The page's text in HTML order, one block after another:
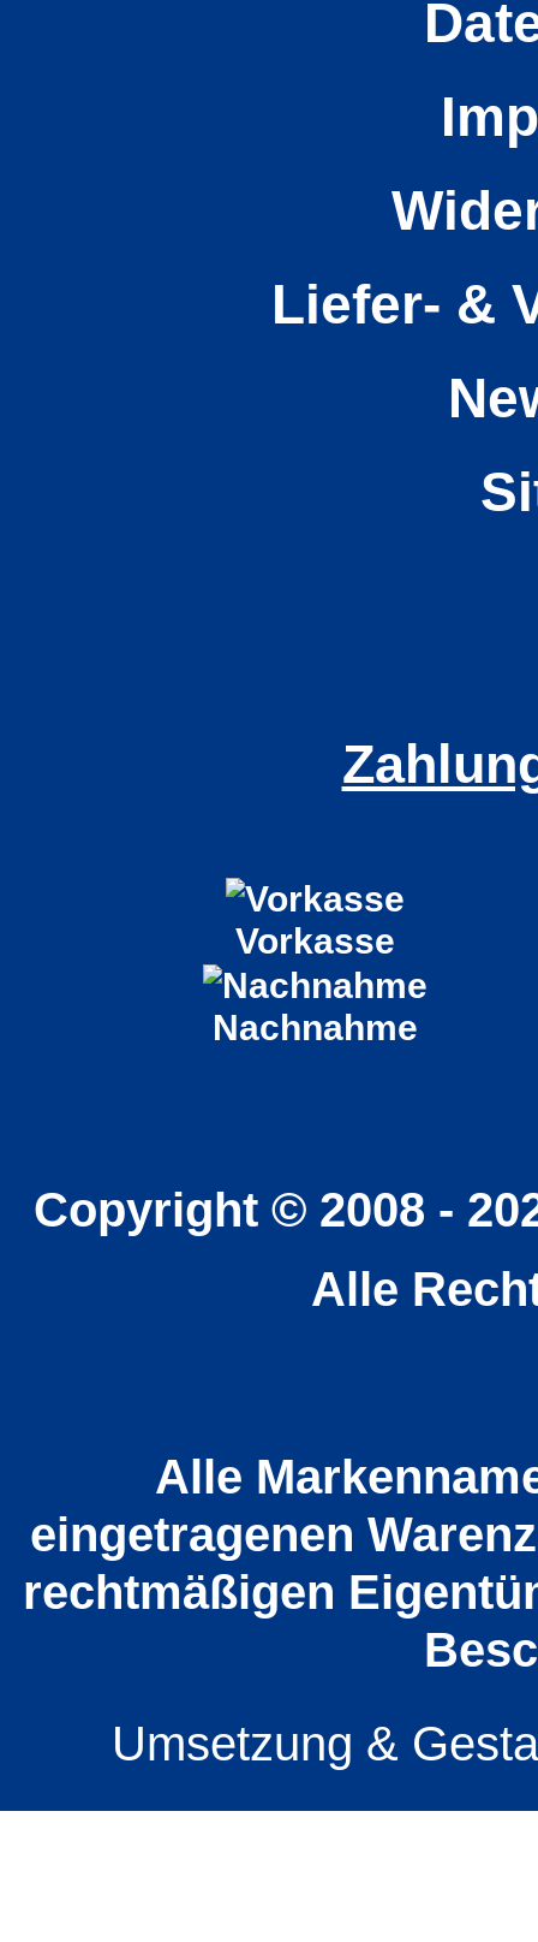
Liefer- &
Vorkasse
Nachnahme
Copyright © 2008 -
Alle
Alle
eingetragenen
rechtmäßigen
Umsetzung &